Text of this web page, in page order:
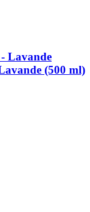
Lavande
(500 ml)